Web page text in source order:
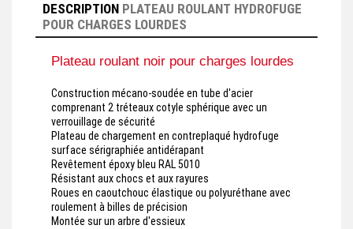
DESCRIPTION PLATEAU ROULANT HYDROFUGE
POUR CHARGES LOURDES
Plateau roulant noir pour charges lourdes
Construction mécano-soudée en tube d'acier
comprenant 2 tréteaux cotyle sphérique avec un
verrouillage de sécurité
Plateau de chargement en contreplaqué hydrofuge
surface sérigraphiée antidérapant
Revêtement époxy bleu RAL 5010
Résistant aux chocs et aux rayures
Roues en caoutchouc élastique ou polyuréthane avec
roulement à billes de précision
Montée sur un arbre d'essieux